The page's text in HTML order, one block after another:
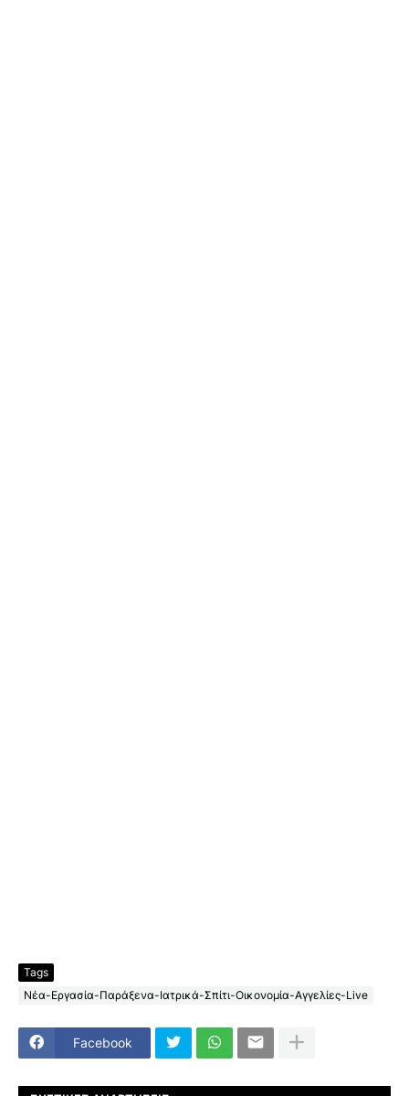
Tags
Νέα-Εργασία-Παράξενα-Ιατρικά-Σπίτι-Οικονομία-Αγγελίες-Live
Facebook